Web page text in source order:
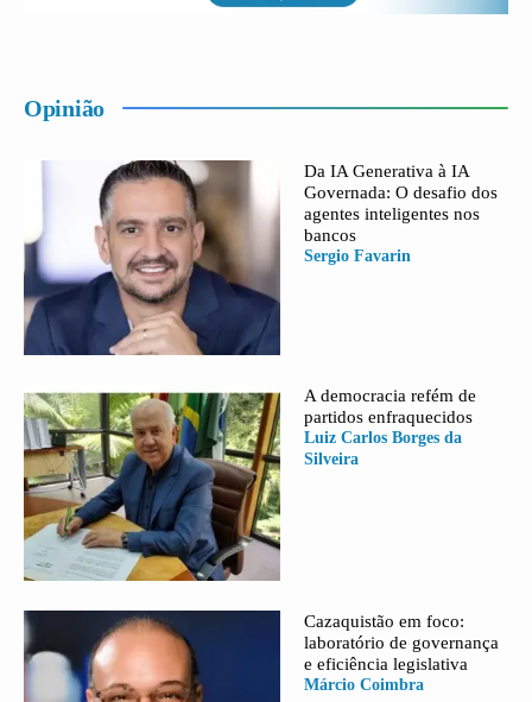
Opinião
Da IA Generativa à IA
Governada: O desafio dos
agentes inteligentes nos
bancos
Sergio Favarin
A democracia refém de
partidos enfraquecidos
Luiz Carlos Borges da
Silveira
Cazaquistão em foco:
laboratório de governança
e eficiência legislativa
Márcio Coimbra